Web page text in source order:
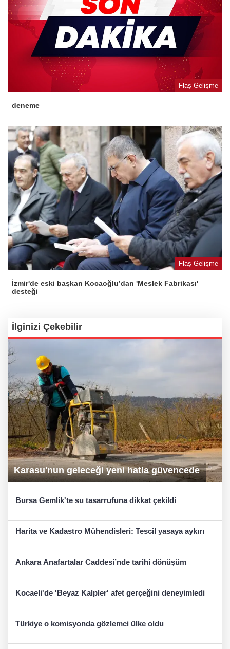
Flaş Gelişme
deneme
Flaş Gelişme
İzmir'de eski başkan Kocaoğlu’dan 'Meslek Fabrikası'
desteği
İlginizi Çekebilir
Karasu'nun geleceği yeni hatla güvencede
Bursa Gemlik'te su tasarrufuna dikkat çekildi
Harita ve Kadastro Mühendisleri: Tescil yasaya aykırı
Ankara Anafartalar Caddesi’nde tarihi dönüşüm
Kocaeli'de 'Beyaz Kalpler' afet gerçeğini deneyimledi
Türkiye o komisyonda gözlemci ülke oldu